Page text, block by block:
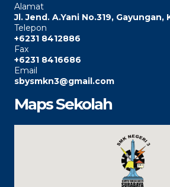
Alamat
Jl. Jend. A.Yani No.319, Gayungan,
Telepon
+6231 8412886
Fax
+6231 8416686
Email
sbysmkn3@gmail.com
Maps Sekolah